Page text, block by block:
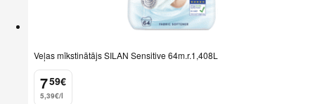
Veļas mīkstinātājs SILAN Sensitive 64m.r.1,408L
7
. 59€
5,39€/l